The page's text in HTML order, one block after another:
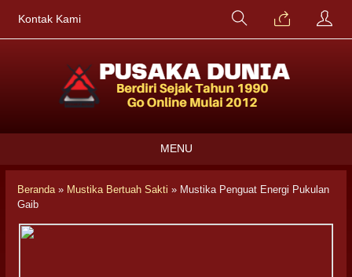
Kontak Kami
MENU
Beranda» Mustika Bertuah Sakti » Mustika Penguat Energi Pukulan
Gaib